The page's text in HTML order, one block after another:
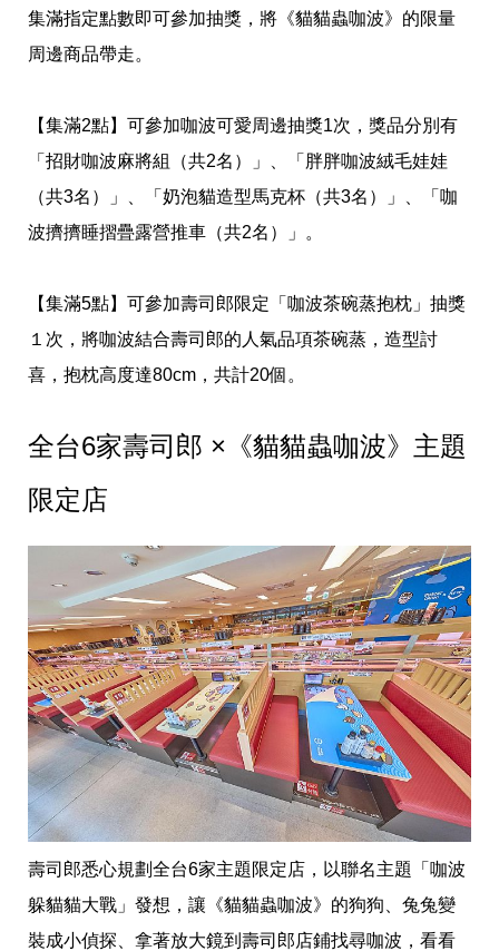
集滿指定點數即可參加抽獎，將《貓貓蟲咖波》的限量
周邊商品帶走。
【集滿2點】可參加咖波可愛周邊抽獎1次，獎品分別有
「招財咖波麻將組（共2名）」、「胖胖咖波絨毛娃娃
（共3名）」、「奶泡貓造型馬克杯（共3名）」、「咖
波擠擠睡摺疊露營推車（共2名）」。
【集滿5點】可參加壽司郎限定「咖波茶碗蒸抱枕」抽獎
１次，將咖波結合壽司郎的人氣品項茶碗蒸，造型討
喜，抱枕高度達80cm，共計20個。
全台6家壽司郎 ×《貓貓蟲咖波》主題
限定店
壽司郎悉心規劃全台6家主題限定店，以聯名主題「咖波
躲貓貓大戰」發想，讓《貓貓蟲咖波》的狗狗、兔兔變
裝成小偵探、拿著放大鏡到壽司郎店鋪找尋咖波，看看